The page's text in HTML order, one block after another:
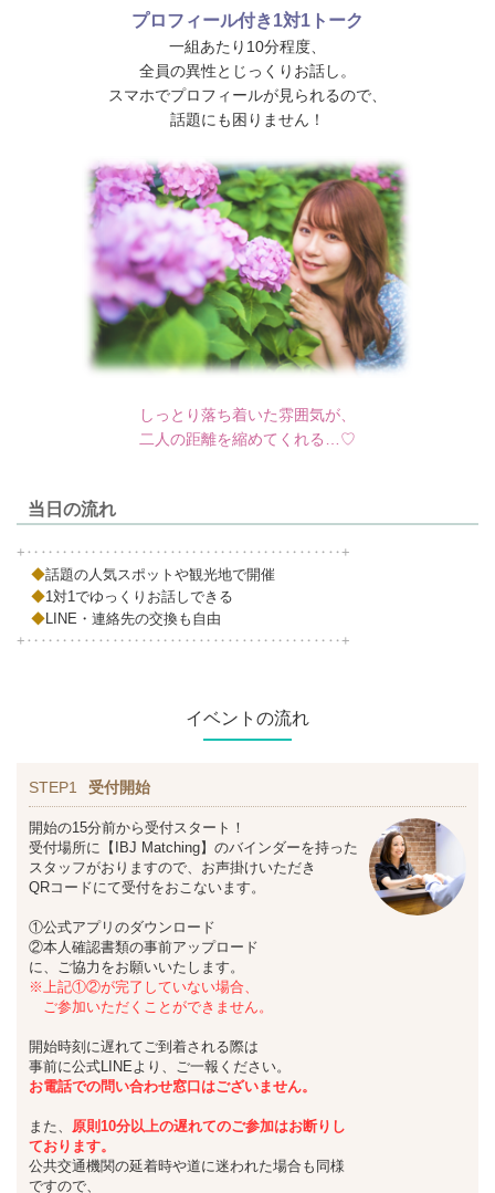
プロフィール付き1対1トーク
一組あたり10分程度、
全員の異性とじっくりお話し。
スマホでプロフィールが見られるので、
話題にも困りません！
しっとり落ち着いた雰囲気が、
二人の距離を縮めてくれる…♡
当日の流れ
+‥‥‥‥‥‥‥‥‥‥‥‥‥‥‥‥‥‥‥‥‥‥+
◆話題の人気スポットや観光地で開催
◆1対1でゆっくりお話しできる
◆LINE・連絡先の交換も自由
+‥‥‥‥‥‥‥‥‥‥‥‥‥‥‥‥‥‥‥‥‥‥+
イベントの流れ
STEP1 受付開始
開始の15分前から受付スタート！
受付場所に【IBJ Matching】のバインダーを持った
スタッフがおりますので、お声掛けいただき
QRコードにて受付をおこないます。
①公式アプリのダウンロード
②本人確認書類の事前アップロード
に、ご協力をお願いいたします。
※上記①②が完了していない場合、
ご参加いただくことができません。
開始時刻に遅れてご到着される際は
事前に公式LINEより、ご一報ください。
お電話での問い合わせ窓口はございません。
また、 原則10分以上の遅れてのご参加はお断りし
ております。
公共交通機関の延着時や道に迷われた場合も同様
ですので、